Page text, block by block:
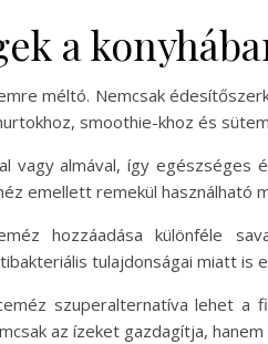
a
méltó. Nemcsak
smoothie-khoz és
vagy almával, így
emellett remekül használható
hozzáadása különféle
tulajdonságai miatt is
szuperalternatíva lehet
az ízeket gazdagítja,